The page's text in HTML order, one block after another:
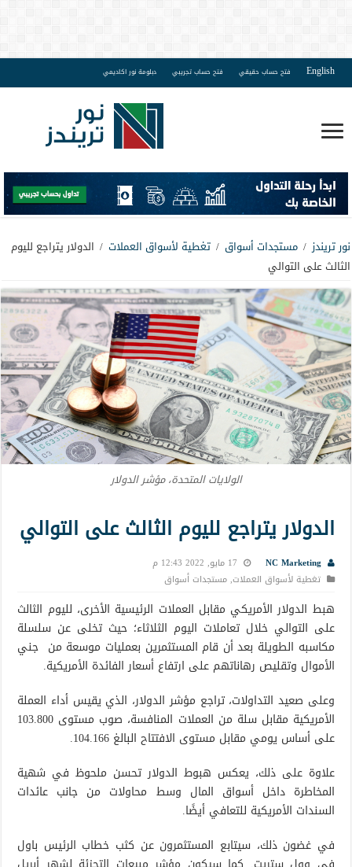
English فتح حساب حقيقي فتح حساب تجريبي دبلومة نور اكاديمي
نور تريندز / مستجدات أسواق / تغطية لأسواق العملات / الدولار يتراجع لليوم
الثالث على التوالي
الولايات المتحدة، مؤشر الدولار
الدولار يتراجع لليوم الثالث على التوالي
NC Marketing
17 مايو, 2022 12:43 م
تغطية لأسواق العملات,مستجدات أسواق
هبط الدولار الأمريكي مقابل العملات الرئيسية الأخرى، لليوم الثالث
على التوالي خلال تعاملات اليوم الثلاثاء؛ حيث تخلى عن سلسلة
مكاسبه الطويلة بعد أن قام المستثمرين بعمليات موسعة من جني
الأموال وتقليص رهاناتهم على ارتفاع أسعار الفائدة الأمريكية.
وعلى صعيد التداولات، تراجع مؤشر الدولار، الذي يقيس أداء العملة
الأمريكية مقابل سلة من العملات المنافسة، صوب مستوى 103.800
على أساس يومي مقابل مستوى الافتتاح البالغ 104.166.
علاوة على ذلك، يعكس هبوط الدولار تحسن ملحوظ في شهية
المخاطرة داخل أسواق المال وسط محاولات من جانب عائدات
السندات الأمريكية للتعافي أيضًا.
في غضون ذلك، سيتابع المستثمرون عن كثب خطاب الرئيس باول